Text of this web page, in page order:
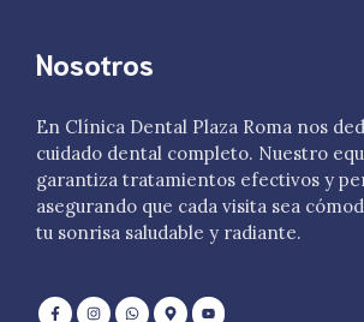
Nosotros
En Clínica Dental Plaza Roma nos
cuidado dental completo. Nuestro
garantiza tratamientos efectivos y
asegurando que cada visita sea
tu sonrisa saludable y radiante.